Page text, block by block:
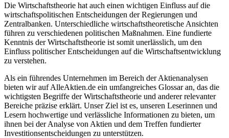
Die Wirtschaftstheorie hat auch einen wichtigen Einfluss auf die
wirtschaftspolitischen Entscheidungen der Regierungen und
Zentralbanken. Unterschiedliche wirtschaftstheoretische Ansichten
führen zu verschiedenen politischen Maßnahmen. Eine fundierte
Kenntnis der Wirtschaftstheorie ist somit unerlässlich, um den
Einfluss politischer Entscheidungen auf die Wirtschaftsentwicklung
zu verstehen.
Als ein führendes Unternehmen im Bereich der Aktienanalysen
bieten wir auf AlleAktien.de ein umfangreiches Glossar an, das die
wichtigsten Begriffe der Wirtschaftstheorie und anderer relevanter
Bereiche präzise erklärt. Unser Ziel ist es, unseren Leserinnen und
Lesern hochwertige und verlässliche Informationen zu bieten, um
ihnen bei der Analyse von Aktien und dem Treffen fundierter
Investitionsentscheidungen zu unterstützen.